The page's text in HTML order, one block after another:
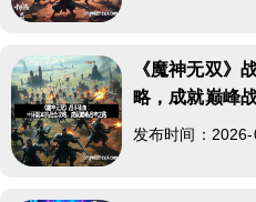
《魔神无双》
略，成就巅峰
发布时间：